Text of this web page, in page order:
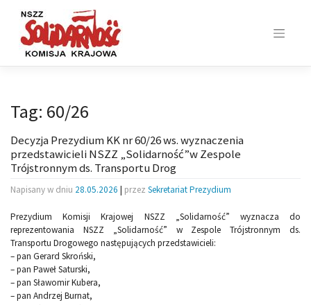
content
Tag: 60/26
Decyzja Prezydium KK nr 60/26 ws. wyznaczenia
przedstawicieli NSZZ „Solidarność”w Zespole
Trójstronnym ds. Transportu Drog
Napisany w dniu 28.05.2026 | przez Sekretariat Prezydium
Prezydium Komisji Krajowej NSZZ „Solidarność” wyznacza do
reprezentowania NSZZ „Solidarność” w Zespole Trójstronnym ds.
Transportu Drogowego następujących przedstawicieli:
– pan Gerard Skroński,
– pan Paweł Saturski,
– pan Sławomir Kubera,
– pan Andrzej Burnat,